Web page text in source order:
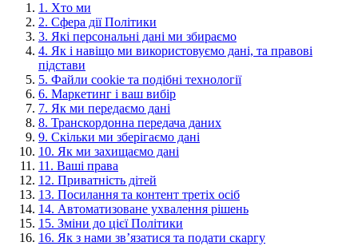
1. Хто ми
2. Сфера дії Політики
3. Які персональні дані ми збираємо
4. Як і навіщо ми використовуємо дані, та правові
підстави
5. Файли cookie та подібні технології
6. Маркетинг і ваш вибір
7. Як ми передаємо дані
8. Транскордонна передача даних
9. Скільки ми зберігаємо дані
10. Як ми захищаємо дані
11. Ваші права
12. Приватність дітей
13. Посилання та контент третіх осіб
14. Автоматизоване ухвалення рішень
15. Зміни до цієї Політики
16. Як з нами звʼязатися та подати скаргу